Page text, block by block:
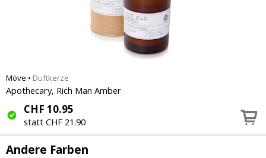
Möve • Duftkerze
Apothecary, Rich Man Amber
CHF 10.95
statt CHF 21.90
Andere Farben